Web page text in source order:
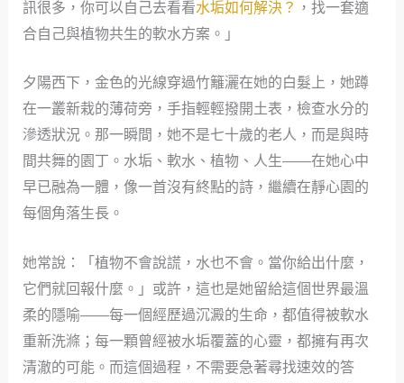
訊很多，你可以自己去看看水垢如何解決？ ，找一套適
合自己與植物共生的軟水方案。」
夕陽西下，金色的光線穿過竹籬灑在她的白髮上，她蹲
在一叢新栽的薄荷旁，手指輕輕撥開土表，檢查水分的
滲透狀況。那一瞬間，她不是七十歲的老人，而是與時
間共舞的園丁。水垢、軟水、植物、人生——在她心中
早已融為一體，像一首沒有終點的詩，繼續在靜心園的
每個角落生長。
她常說：「植物不會說謊，水也不會。當你給出什麼，
它們就回報什麼。」或許，這也是她留給這個世界最溫
柔的隱喻——每一個經歷過沉澱的生命，都值得被軟水
重新洗滌；每一顆曾經被水垢覆蓋的心靈，都擁有再次
清澈的可能。而這個過程，不需要急著尋找速效的答